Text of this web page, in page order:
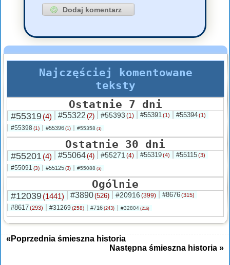
Najczęściej komentowane
teksty
Ostatnie 7 dni
#55319(4) #55322 (2) #55393 (1) #55391(1) #55394(1)
#55398 (1) #55396 (1) #55358 (1)
Ostatnie 30 dni
#55201(4) #55064(4) #55271 (4) #55319(4) #55115(3)
#55091 (3) #55125 (3) #55088 (3)
Ogólnie
#12039(1441) #3890(526) #20916 (399) #8676(315)
#8617(293) #31269 (258) #716 (243) #32804 (216)
«Poprzednia śmieszna historia
Następna śmieszna historia »